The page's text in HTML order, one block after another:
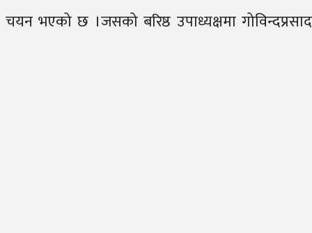
भएको छ ।जसको बरिष्ठ उपाध्यक्षमा गोविन्दप्रसाद